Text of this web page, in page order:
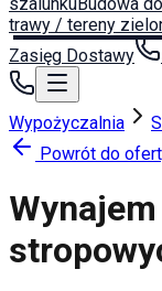
trawy / tereny
Zasięg Dostawy
Wypożyczalnia
Powrót do